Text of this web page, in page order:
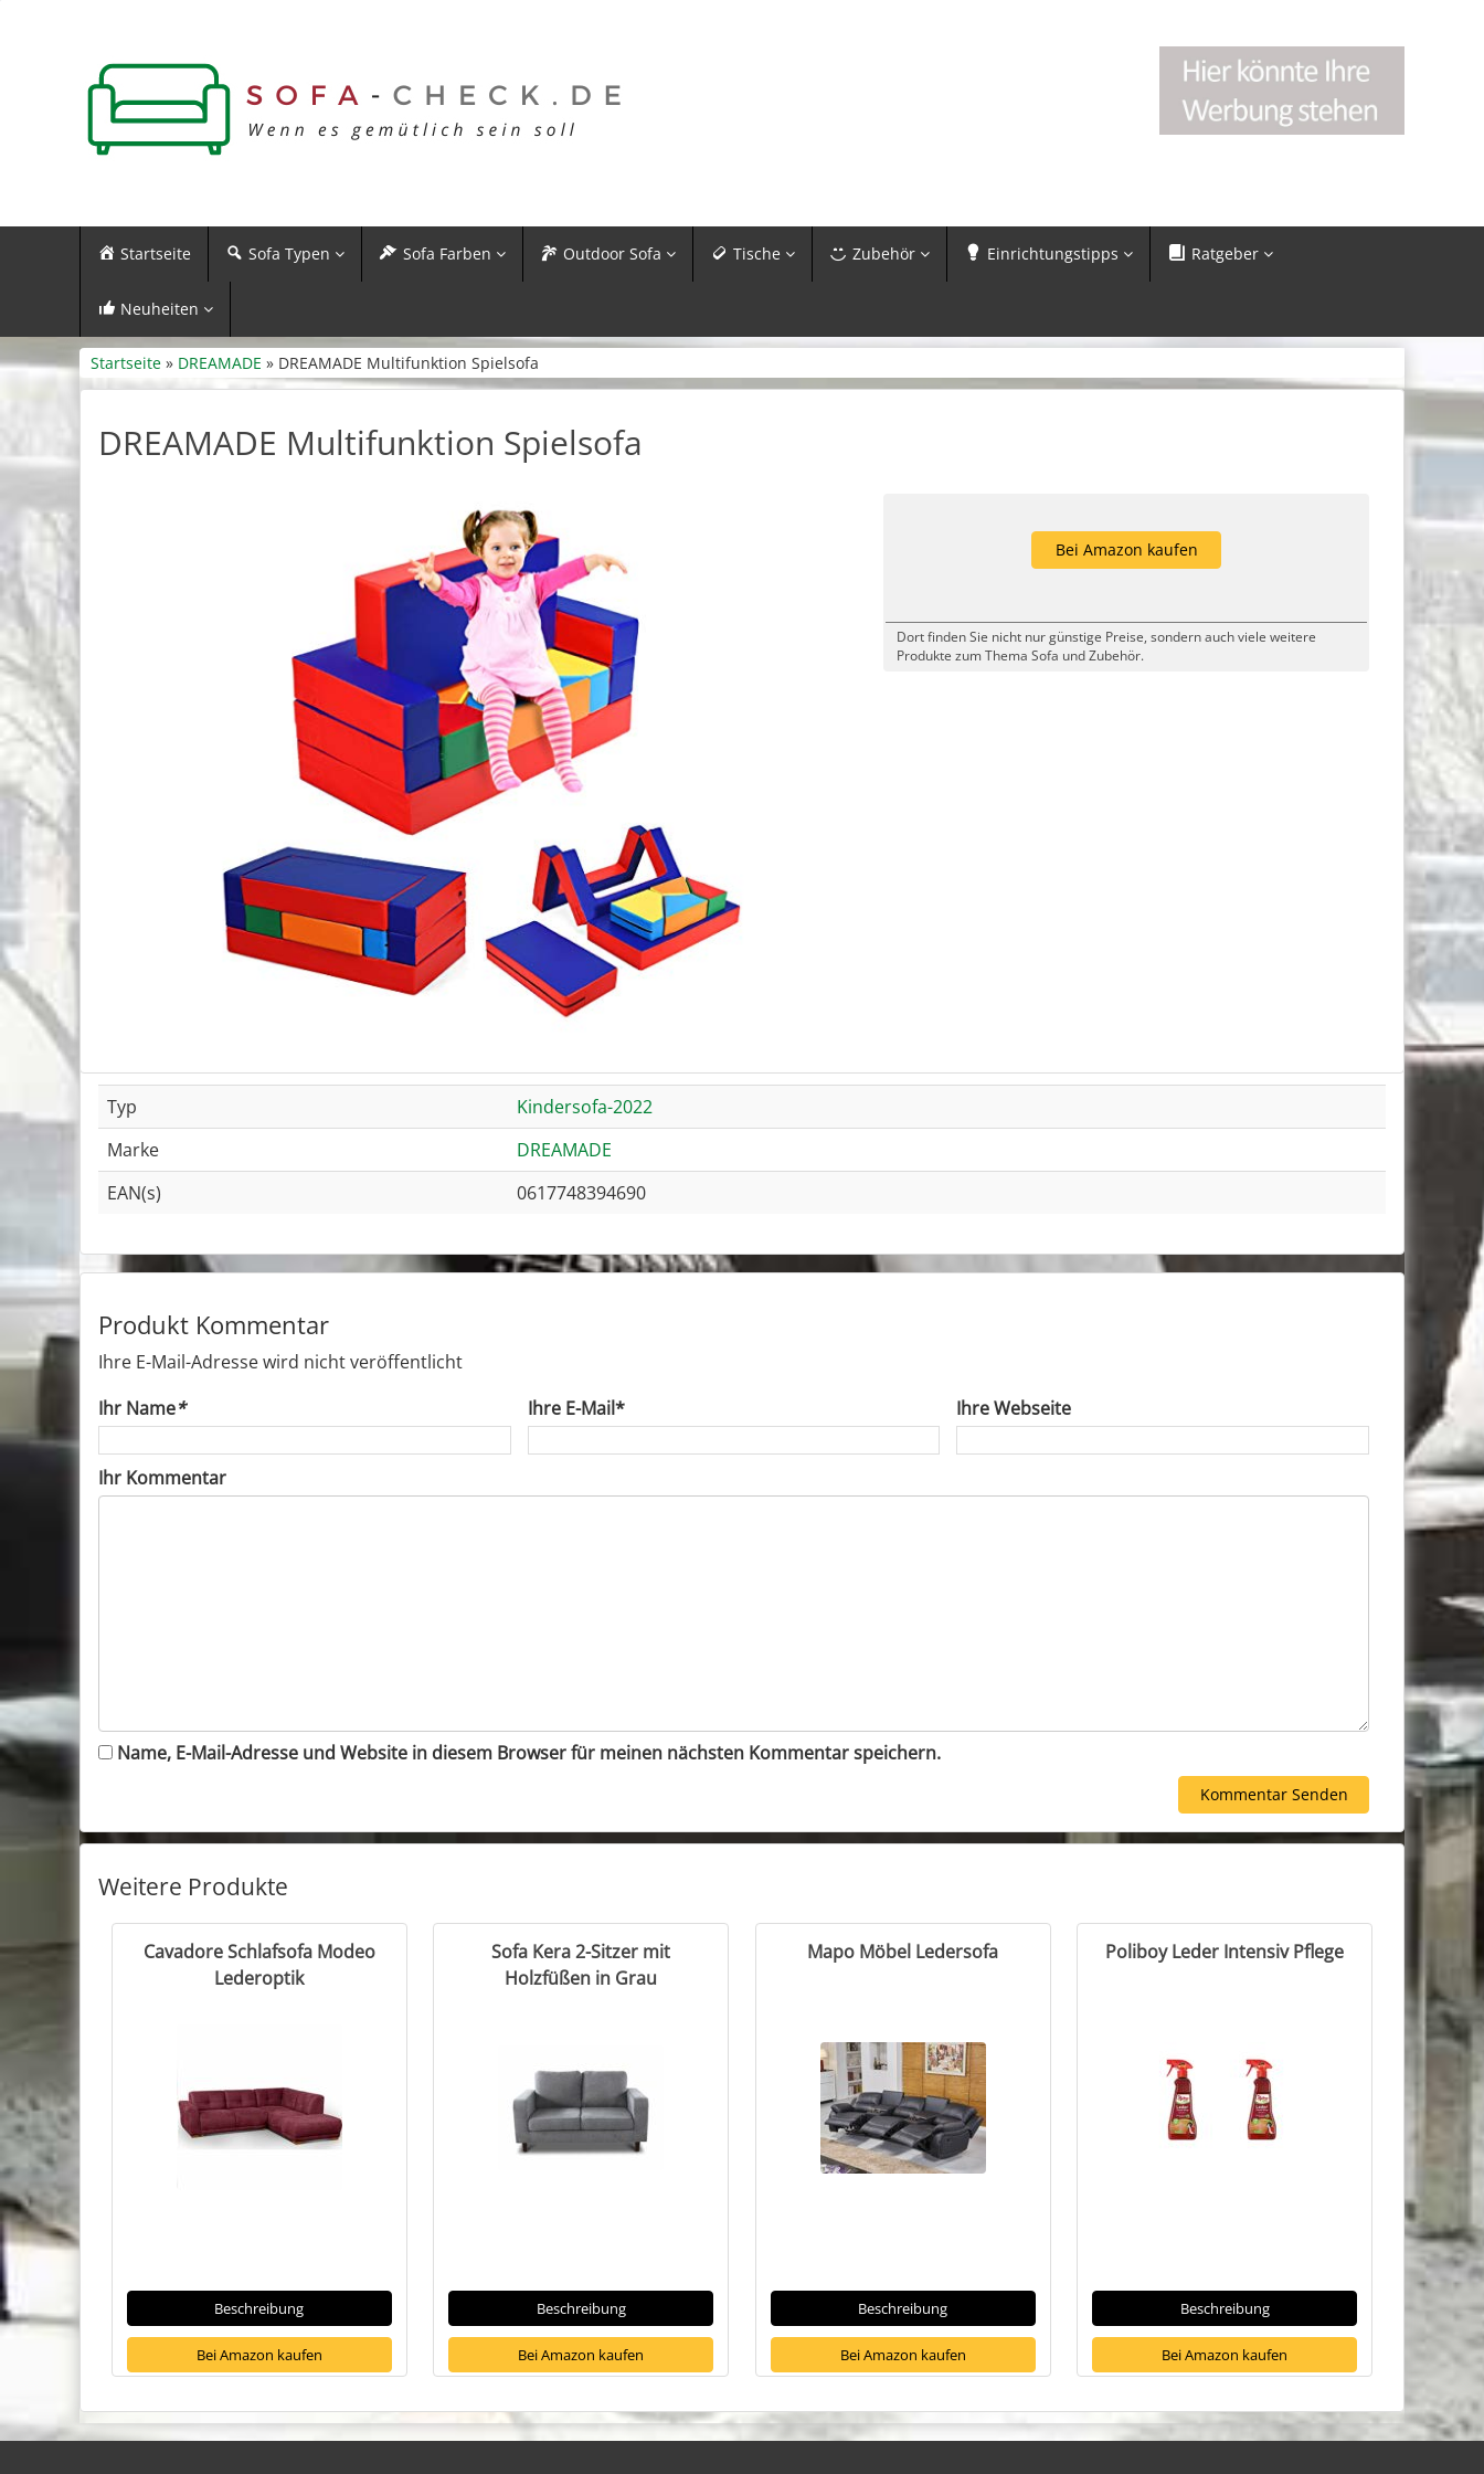
Startseite Sofa Typen Sofa Farben Outdoor Sofa Tische Zubehör Einrichtungstipps Ratgeber
Neuheiten
Startseite » DREAMADE » DREAMADE Multifunktion Spielsofa
DREAMADE Multifunktion Spielsofa
Bei Amazon kaufen
Dort finden Sie nicht nur günstige Preise, sondern auch viele weitere
Produkte zum Thema Sofa und Zubehör.
Typ
Kindersofa-2022
Marke
DREAMADE
EAN(s)
0617748394690
Produkt Kommentar
Ihre E-Mail-Adresse wird nicht veröffentlicht
Ihr Name* Ihre E-Mail* Ihre Webseite
Ihr Kommentar
Name, E-Mail-Adresse und Website in diesem Browser für meinen nächsten Kommentar speichern.
Weitere Produkte
Cavadore Schlafsofa Modeo
Lederoptik
Beschreibung
Bei Amazon kaufen
Sofa Kera 2-Sitzer mit
Holzfüßen in Grau
Beschreibung
Bei Amazon kaufen
Mapo Möbel Ledersofa
Beschreibung
Bei Amazon kaufen
Poliboy Leder Intensiv Pflege
Beschreibung
Bei Amazon kaufen